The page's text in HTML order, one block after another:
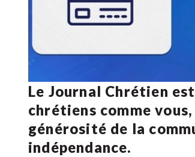
Le Journal Chrétien
chrétiens comme
générosité de la
indépendance.